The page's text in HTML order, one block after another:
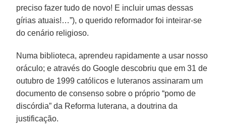
preciso fazer tudo de novo! E incluir umas dessas
gírias atuais!…”), o querido reformador foi inteirar-se
do cenário religioso.
Numa biblioteca, aprendeu rapidamente a usar nosso
oráculo; e através do Google descobriu que em 31 de
outubro de 1999 católicos e luteranos assinaram um
documento de consenso sobre o próprio “pomo de
discórdia” da Reforma luterana, a doutrina da
justificação.